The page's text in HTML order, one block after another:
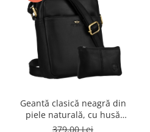
Geantă clasică neagră din
piele naturală, cu husă
pentru chei inclusă -
379,00 Lei